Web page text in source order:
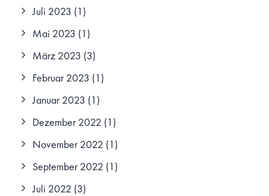
Juli 2023 (1)
Mai 2023 (1)
März 2023 (3)
Februar 2023 (1)
Januar 2023 (1)
Dezember 2022 (1)
November 2022 (1)
September 2022 (1)
Juli 2022 (3)